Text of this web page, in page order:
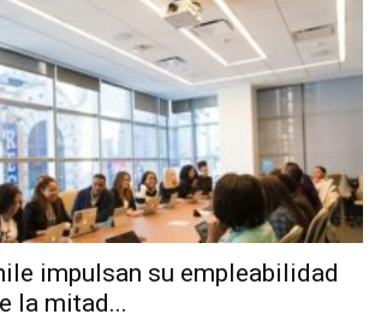
impulsan su empleabilidad
la mitad...